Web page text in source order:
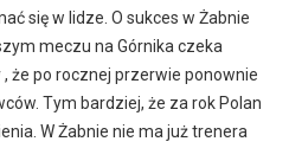
się w lidze. O sukces w Żabnie
meczu na Górnika czeka
że po rocznej przerwie ponownie
Tym bardziej, że za rok Polan
W Żabnie nie ma już trenera